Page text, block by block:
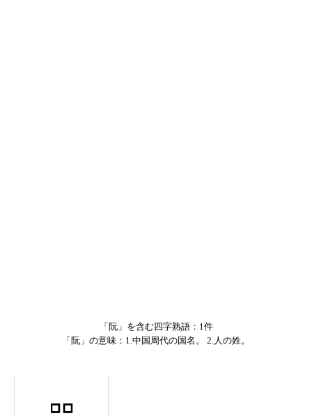
「阮」を含む四字熟語：1件
「阮」の意味：1.中国周代の国名。 2.人の姓。